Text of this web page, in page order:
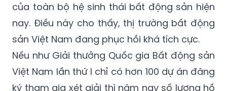
của toàn bộ hệ sinh thái bất động sản hiện
nay. Điều này cho thấy, thị trường bất động
sản Việt Nam đang phục hồi khá tích cực.
Nếu như Giải thưởng Quốc gia Bất động sản
Việt Nam lần thứ I chỉ có hơn 100 dự án đăng
ký tham gia xét giải thì năm nay số lượng hồ